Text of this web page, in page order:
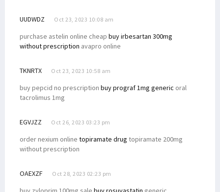
UUDWDZ Oct 23, 2023 10:08 am
purchase astelin online cheap buy irbesartan 300mg
without prescription avapro online
TKNRTX Oct 23, 2023 10:58 am
buy pepcid no prescription buy prograf 1mg generic oral
tacrolimus 1mg
EGVJZZ Oct 26, 2023 03:23 pm
order nexium online topiramate drug topiramate 200mg
without prescription
OAEXZF Oct 28, 2023 02:23 pm